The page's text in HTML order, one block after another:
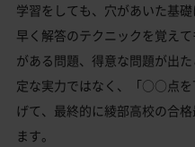
学習をしても、穴があいた基
早く解答のテクニックを覚え
がある問題、得意な問題が出
定な実力ではなく、「○○点を
げて、最終的に綾部高校の合
ます。